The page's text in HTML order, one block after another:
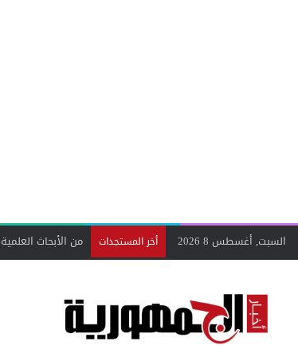
السبت, أغسطس 8 2026 أخر المستجدات